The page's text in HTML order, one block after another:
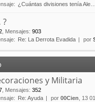
¿Cuántas divisiones tenía Ale…
?
Mensajes: 903
Re: La Derrota Evadida por
y Militaria
Mensajes: 352
Re: Ayuda por 00Cien , 13